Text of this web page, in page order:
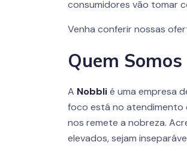
consumidores vão tomar
Venha conferir nossas
Quem Somos
A Nobblié uma empresa
foco está no atendimento
nos remete a nobreza.
elevados, sejam